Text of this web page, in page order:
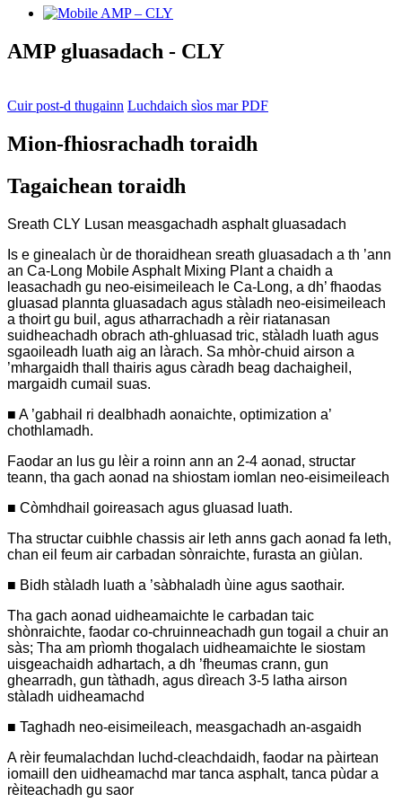
AMP gluasadach - CLY
Cuir post-d thugainn Luchdaich sìos mar PDF
Mion-fhiosrachadh toraidh
Tagaichean toraidh
Sreath CLY Lusan measgachadh asphalt gluasadach
Is e ginealach ùr de thoraidhean sreath gluasadach a th ’ann
an Ca-Long Mobile Asphalt Mixing Plant a chaidh a
leasachadh gu neo-eisimeileach le Ca-Long, a dh’ fhaodas
gluasad plannta gluasadach agus stàladh neo-eisimeileach
a thoirt gu buil, agus atharrachadh a rèir riatanasan
suidheachadh obrach ath-ghluasad tric, stàladh luath agus
sgaoileadh luath aig an làrach. Sa mhòr-chuid airson a
’mhargaidh thall thairis agus càradh beag dachaigheil,
margaidh cumail suas.
■ A ’gabhail ri dealbhadh aonaichte, optimization a’
chothlamadh.
Faodar an lus gu lèir a roinn ann an 2-4 aonad, structar
teann, tha gach aonad na shiostam iomlan neo-eisimeileach
■ Còmhdhail goireasach agus gluasad luath.
Tha structar cuibhle chassis air leth anns gach aonad fa leth,
chan eil feum air carbadan sònraichte, furasta an giùlan.
■ Bidh stàladh luath a ’sàbhaladh ùine agus saothair.
Tha gach aonad uidheamaichte le carbadan taic
shònraichte, faodar co-chruinneachadh gun togail a chuir an
sàs; Tha am prìomh thogalach uidheamaichte le siostam
uisgeachaidh adhartach, a dh ’fheumas crann, gun
ghearradh, gun tàthadh, agus dìreach 3-5 latha airson
stàladh uidheamachd
■ Taghadh neo-eisimeileach, measgachadh an-asgaidh
A rèir feumalachdan luchd-cleachdaidh, faodar na pàirtean
iomaill den uidheamachd mar tanca asphalt, tanca pùdar a
rèiteachadh gu saor